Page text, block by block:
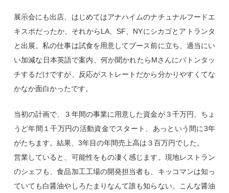
展示会にも出店、はじめてはアナハイムのナチュナルフードエ
キスポだったか、それからLA、SF、NYにシカゴとアトランタ
と出展。私の仕事は試食を用意してブース前に立ち、適当にい
い加減な日本英語で案内、何か聞かれたらMさんにバトンタッ
チするだけですが、反応がストレートだから分かりやすくてな
かなか面白かったです。
当初の計画で、３年間の事業に用意した資金が３千万円、ちょ
うど年間１千万円の活動資金でスタート、あっという間に3年
がたちます。結果、3年目の年間売上高は３百万円でした。
営業していると、可能性をもの凄く感じます。現地レストラン
のシェフも、食品加工工場の開発担当者も、キッコマンは知っ
ていても白醤油やしろたまりなんて誰も知らない。こんな醤油